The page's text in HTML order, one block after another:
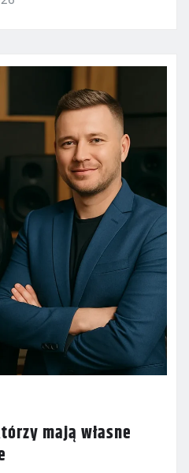
mają własne